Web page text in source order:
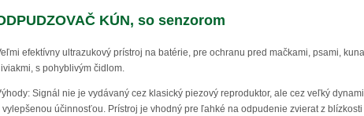
KÚN, so senzorom
efektívny ultrazukový prístroj na batérie, pre ochranu pred mačkami, psami,
s pohyblivým čidlom.
Signál nie je vydávaný cez klasický piezový reproduktor, ale cez veľký
vylepšenou účinnosťou. Prístroj je vhodný pre ľahké na odpudenie zvierat z